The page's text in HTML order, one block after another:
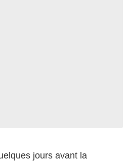
jours avant la